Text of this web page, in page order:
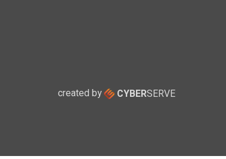
created by CYBERSERVE